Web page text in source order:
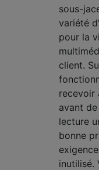
sous-
variété
pour la
client.
recevoir
avant
lecture
bonne
inutilisé.